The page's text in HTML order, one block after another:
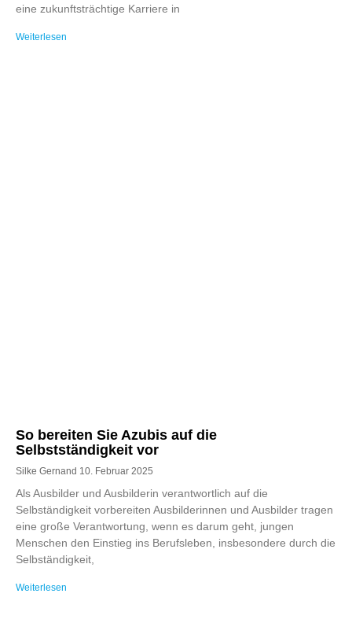
eine zukunftsträchtige Karriere in
Weiterlesen
So bereiten Sie Azubis auf die
Selbstständigkeit vor
Silke Gernand 10. Februar 2025
Als Ausbilder und Ausbilderin verantwortlich auf die
Selbständigkeit vorbereiten Ausbilderinnen und Ausbilder tragen
eine große Verantwortung, wenn es darum geht, jungen
Menschen den Einstieg ins Berufsleben, insbesondere durch die
Selbständigkeit,
Weiterlesen